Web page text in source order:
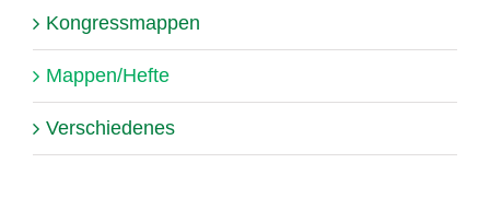
Kongressmappen
Mappen/Hefte
Verschiedenes